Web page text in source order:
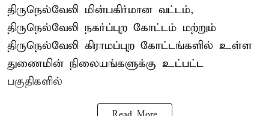
திருநெல்வேலி மின்பகிர்மான வட்டம்,
திருநெல்வேலி நகர்ப்புற கோட்டம் மற்றும்
திருநெல்வேலி கிராமப்புற கோட்டங்களில் உள்ள
துணைமின் நிலையங்களுக்கு உட்பட்ட
பகுதிகளில்